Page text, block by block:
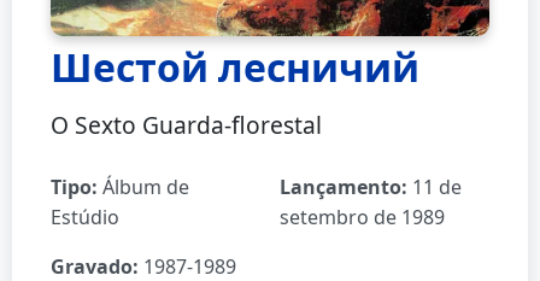
Шестой лесничий
O Sexto Guarda-florestal
Tipo: Álbum de
Estúdio
Lançamento: 11 de
setembro de 1989
Gravado: 1987-1989